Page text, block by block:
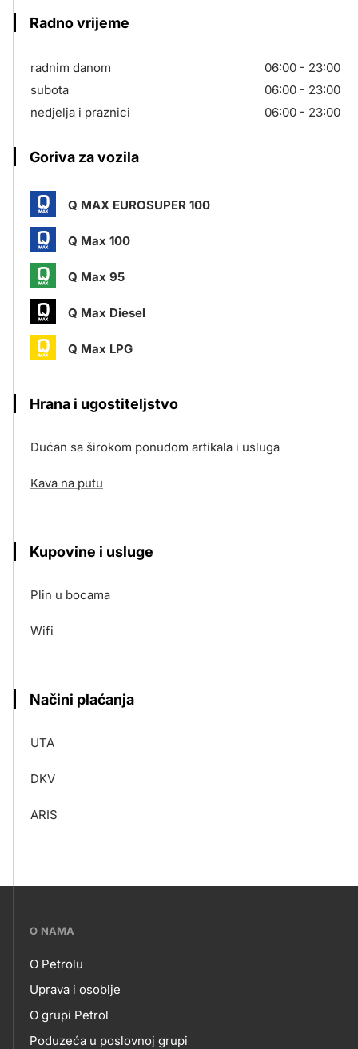
Radno vrijeme
radnim danom
06:00 - 23:00
subota
06:00 - 23:00
nedjelja i praznici
06:00 - 23:00
Goriva za vozila
Q MAX EUROSUPER 100
Q Max 100
Q Max 95
Q Max Diesel
Q Max LPG
Hrana i ugostiteljstvo
Dućan sa širokom ponudom artikala i usluga
Kava na putu
Kupovine i usluge
Plin u bocama
Wifi
Načini plaćanja
UTA
DKV
ARIS
???
skupno.footer-
title???
O NAMA
O
NAMA
O Petrolu
Uprava i osoblje
O grupi Petrol
Poduzeća u poslovnoj grupi